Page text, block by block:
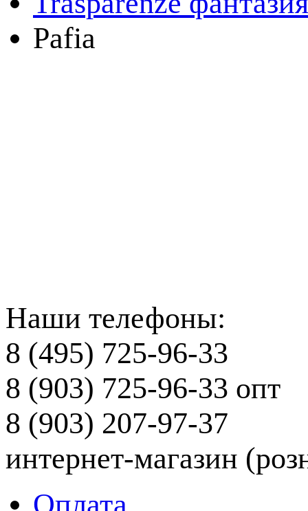
Pafia
Наши телефоны:
8 (495) 725-96-33
8 (903) 725-96-33 опт
8 (903) 207-97-37
интернет-магазин